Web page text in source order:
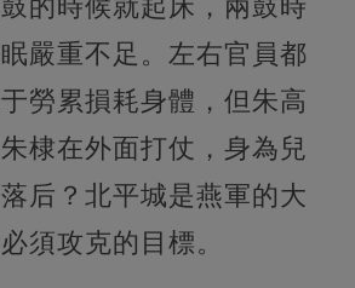
的時候就起床，兩鼓時
嚴重不足。左右官員都
勞累損耗身體，但朱高
棣在外面打仗，身為兒
后？北平城是燕軍的大
須攻克的目標。